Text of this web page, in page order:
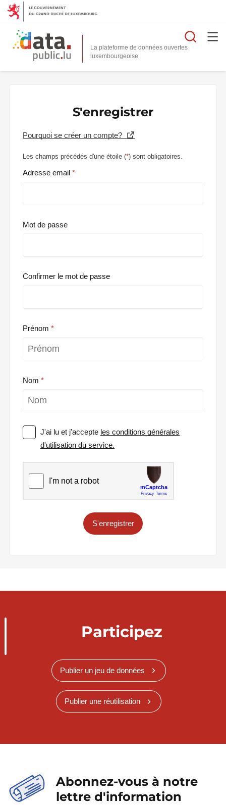
La plateforme de données ouvertes
S'enregistrer
Pourquoi se créer un compte?
Les champs précédés d'une étoile (*) sont obligatoires.
Adresse email
Mot de passe
Confirmer le mot de passe
Prénom
Nom
J'ai lu et j'accepte les conditions générales
d'utilisation du service.
S'enregistrer
Participez
Publier un jeu de données
Publier une réutilisation
Abonnez-vous à notre
lettre d'information